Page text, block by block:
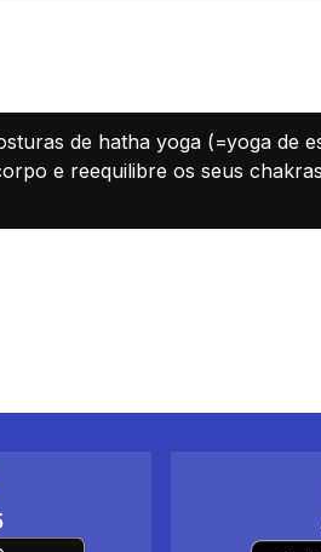
de hatha yoga (=yoga de
e reequilibre os seus